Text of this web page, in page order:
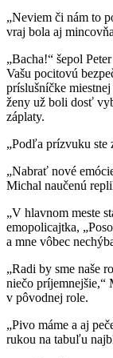
„Neviem či nám to
vraj bola aj
„Bacha!“ šepol
Vašu pocitovú
príslušníčke
ženy už boli dosť
záplaty.
„Podľa prízvuku ste
„Nabrať nové
Michal naučenú
„V hlavnom meste
emopolicajtka,
a mne vôbec
„Radi by sme naše
niečo príjemnejšie,“
v pôvodnej role.
„Pivo máme a aj
rukou na tabuľu